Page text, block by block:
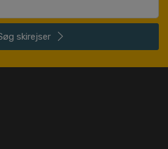
skirejser